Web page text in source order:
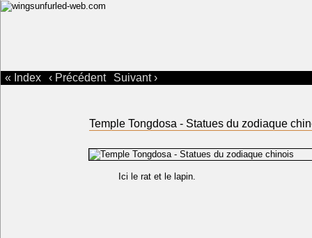
« Index ‹ Précédent Suivant ›
Temple Tongdosa - Statues du zodiaque
Ici le rat et le lapin.